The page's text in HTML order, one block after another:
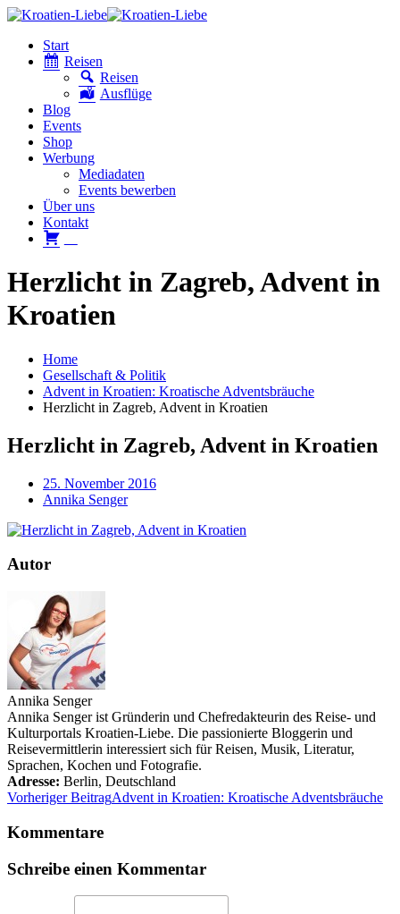
Start
Reisen
Reisen
Ausflüge
Blog
Events
Shop
Werbung
Mediadaten
Events bewerben
Über uns
Kontakt
Herzlicht in Zagreb, Advent in
Kroatien
Home
Gesellschaft & Politik
Advent in Kroatien: Kroatische Adventsbräuche
Herzlicht in Zagreb, Advent in Kroatien
Herzlicht in Zagreb, Advent in Kroatien
25. November 2016
Annika Senger
Autor
Annika Senger
Annika Senger ist Gründerin und Chefredakteurin des Reise- und
Kulturportals Kroatien-Liebe. Die passionierte Bloggerin und
Reisevermittlerin interessiert sich für Reisen, Musik, Literatur,
Sprachen, Kochen und Fotografie.
Adresse: Berlin, Deutschland
Vorheriger BeitragAdvent in Kroatien: Kroatische Adventsbräuche
Kommentare
Schreibe einen Kommentar